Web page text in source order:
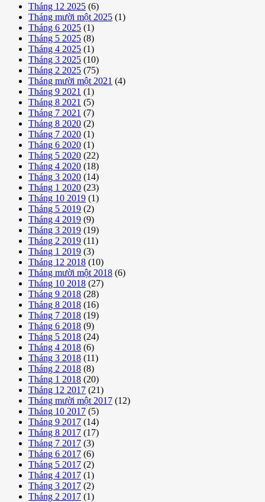
Tháng 12 2025 (6)
Tháng mười một 2025 (1)
Tháng 6 2025 (1)
Tháng 5 2025 (8)
Tháng 4 2025 (1)
Tháng 3 2025 (10)
Tháng 2 2025 (75)
Tháng mười một 2021 (4)
Tháng 9 2021 (1)
Tháng 8 2021 (5)
Tháng 7 2021 (7)
Tháng 8 2020 (2)
Tháng 7 2020 (1)
Tháng 6 2020 (1)
Tháng 5 2020 (22)
Tháng 4 2020 (18)
Tháng 3 2020 (14)
Tháng 1 2020 (23)
Tháng 10 2019 (1)
Tháng 5 2019 (2)
Tháng 4 2019 (9)
Tháng 3 2019 (19)
Tháng 2 2019 (11)
Tháng 1 2019 (3)
Tháng 12 2018 (10)
Tháng mười một 2018 (6)
Tháng 10 2018 (27)
Tháng 9 2018 (28)
Tháng 8 2018 (16)
Tháng 7 2018 (19)
Tháng 6 2018 (9)
Tháng 5 2018 (24)
Tháng 4 2018 (6)
Tháng 3 2018 (11)
Tháng 2 2018 (8)
Tháng 1 2018 (20)
Tháng 12 2017 (21)
Tháng mười một 2017 (12)
Tháng 10 2017 (5)
Tháng 9 2017 (14)
Tháng 8 2017 (17)
Tháng 7 2017 (3)
Tháng 6 2017 (6)
Tháng 5 2017 (2)
Tháng 4 2017 (1)
Tháng 3 2017 (2)
Tháng 2 2017 (1)